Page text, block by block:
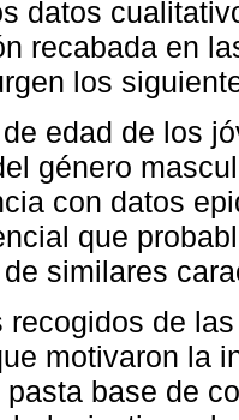
datos
recabada en
los
edad de los
género
con datos
que
similares
recogidos de
motivaron la
base de